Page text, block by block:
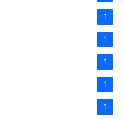
1
1
1
1
1